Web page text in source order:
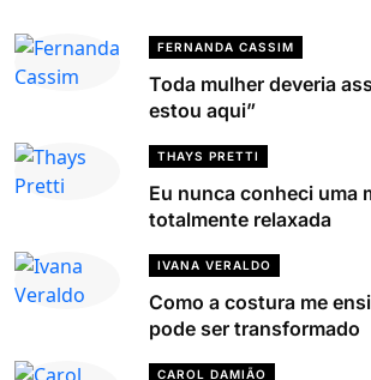
FERNANDA CASSIM
Toda mulher deveria
estou aqui”
THAYS PRETTI
Eu nunca conheci uma
totalmente relaxada
IVANA VERALDO
Como a costura me
pode ser transformado
CAROL DAMIÃO